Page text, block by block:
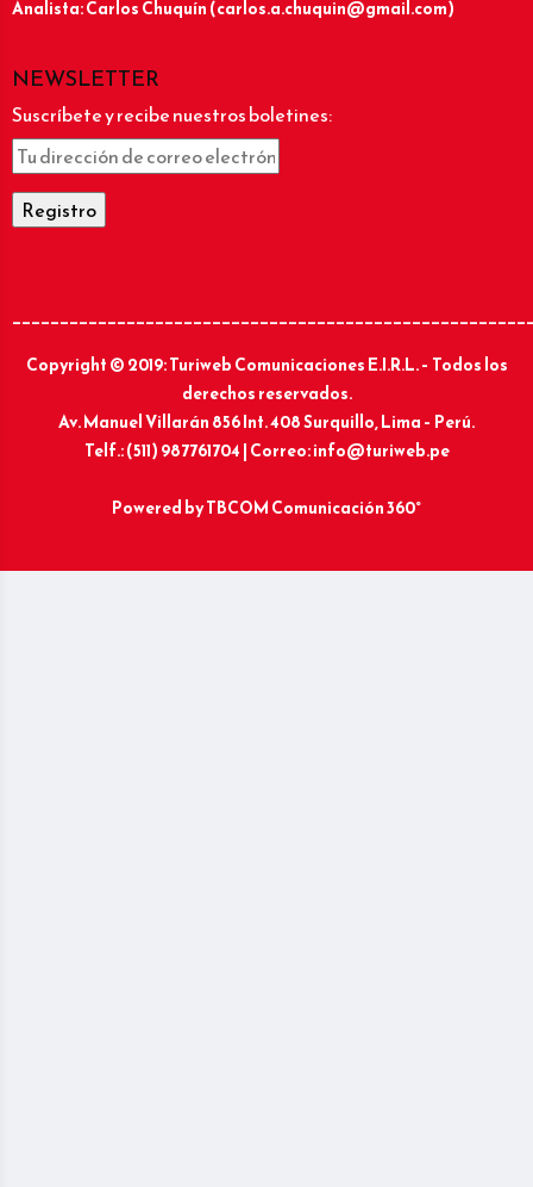
Analista: Carlos Chuquín (carlos.a.chuquin@gmail.com)
NEWSLETTER
Suscríbete y recibe nuestros boletines:
Copyright © 2019: Turiweb Comunicaciones E.I.R.L. – Todos los
derechos reservados.
Av. Manuel Villarán 856 Int. 408 Surquillo, Lima – Perú.
Telf.: (511) 987761704 | Correo: info@turiweb.pe
Powered byTBCOM Comunicación 360°